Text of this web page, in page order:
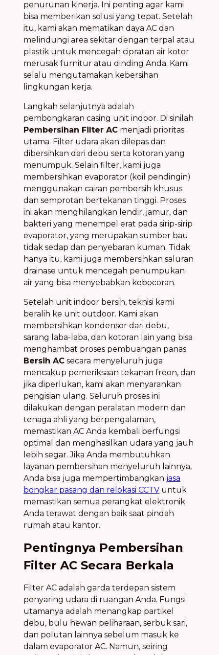
penurunan kinerja. Ini penting agar kami
bisa memberikan solusi yang tepat. Setelah
itu, kami akan mematikan daya AC dan
melindungi area sekitar dengan terpal atau
plastik untuk mencegah cipratan air kotor
merusak furnitur atau dinding Anda. Kami
selalu mengutamakan kebersihan
lingkungan kerja.
Langkah selanjutnya adalah
pembongkaran casing unit indoor. Di sinilah
Pembersihan Filter AC menjadi prioritas
utama. Filter udara akan dilepas dan
dibersihkan dari debu serta kotoran yang
menumpuk. Selain filter, kami juga
membersihkan evaporator (koil pendingin)
menggunakan cairan pembersih khusus
dan semprotan bertekanan tinggi. Proses
ini akan menghilangkan lendir, jamur, dan
bakteri yang menempel erat pada sirip-sirip
evaporator, yang merupakan sumber bau
tidak sedap dan penyebaran kuman. Tidak
hanya itu, kami juga membersihkan saluran
drainase untuk mencegah penumpukan
air yang bisa menyebabkan kebocoran.
Setelah unit indoor bersih, teknisi kami
beralih ke unit outdoor. Kami akan
membersihkan kondensor dari debu,
sarang laba-laba, dan kotoran lain yang bisa
menghambat proses pembuangan panas.
Bersih AC secara menyeluruh juga
mencakup pemeriksaan tekanan freon, dan
jika diperlukan, kami akan menyarankan
pengisian ulang. Seluruh proses ini
dilakukan dengan peralatan modern dan
tenaga ahli yang berpengalaman,
memastikan AC Anda kembali berfungsi
optimal dan menghasilkan udara yang jauh
lebih segar. Jika Anda membutuhkan
layanan pembersihan menyeluruh lainnya,
Anda bisa juga mempertimbangkan jasa
bongkar pasang dan relokasi CCTV untuk
memastikan semua perangkat elektronik
Anda terawat dengan baik saat pindah
rumah atau kantor.
Pentingnya Pembersihan
Filter AC Secara Berkala
Filter AC adalah garda terdepan sistem
penyaring udara di ruangan Anda. Fungsi
utamanya adalah menangkap partikel
debu, bulu hewan peliharaan, serbuk sari,
dan polutan lainnya sebelum masuk ke
dalam evaporator AC. Namun, seiring